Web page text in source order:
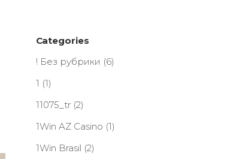
Categories
! Без рубрики (6)
1 (1)
11075_tr(2)
1Win AZ Casino (1)
1Win Brasil (2)